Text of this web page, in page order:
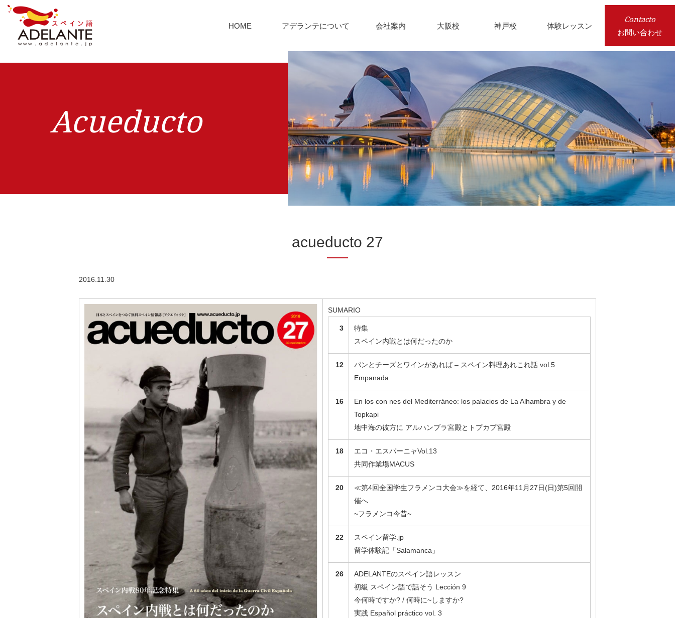
HOME アデランテについて 会社案内 大阪校 神戸校 体験レッスン
Contacto
お問い合わせ
Acueducto
acueducto 27
2016.11.30
SUMARIO
3
特集
スペイン内戦とは何だったのか
12
パンとチーズとワインがあれば – スペイン料理あれこれ話 vol.5
Empanada
16
En los con nes del Mediterráneo: los palacios de La Alhambra y de
Topkapi
地中海の彼方に アルハンブラ宮殿とトプカプ宮殿
18
エコ・エスパーニャVol.13
共同作業場MACUS
20
≪第4回全国学生フラメンコ大会≫を経て、2016年11月27日(日)第5回開
催へ
~フラメンコ今昔~
22
スペイン留学.jp
留学体験記「Salamanca」
26
ADELANTEのスペイン語レッスン
初級 スペイン語で話そう Lección 9
今何時ですか? / 何時に~しますか?
実践 Español práctico vol. 3